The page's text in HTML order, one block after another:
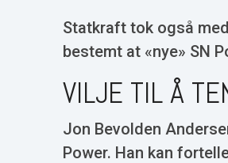
Statkraft tok også
bestemt at «nye» SN
VILJE TIL Å
Jon Bevolden
Power. Han kan